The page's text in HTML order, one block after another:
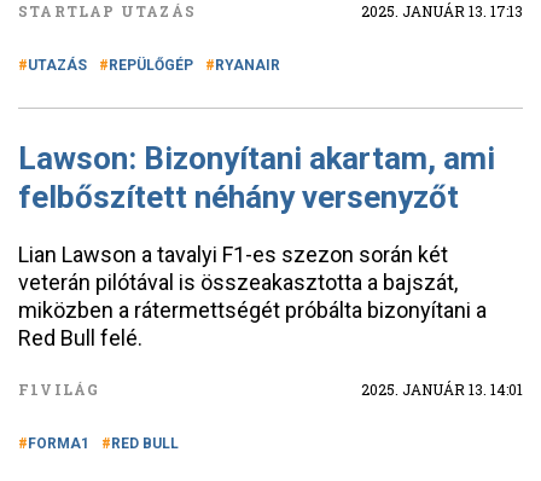
STARTLAP UTAZÁS 2025. JANUÁR 13. 17:13
UTAZÁS REPÜLŐGÉP RYANAIR
Lawson: Bizonyítani akartam, ami
felbőszített néhány versenyzőt
Lian Lawson a tavalyi F1-es szezon során két
veterán pilótával is összeakasztotta a bajszát,
miközben a rátermettségét próbálta bizonyítani a
Red Bull felé.
F1VILÁG 2025. JANUÁR 13. 14:01
FORMA1 RED BULL